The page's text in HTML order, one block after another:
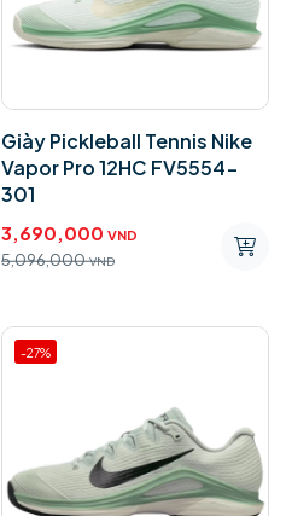
Giày Pickleball Tennis Nike
Vapor Pro 12HC FV5554-
301
3,690,000 VND
5,096,000 VND
-27%